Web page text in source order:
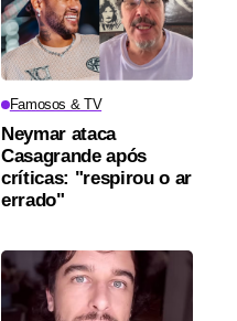
Famosos & TV
Neymar ataca
Casagrande após
críticas: "respirou o ar
errado"